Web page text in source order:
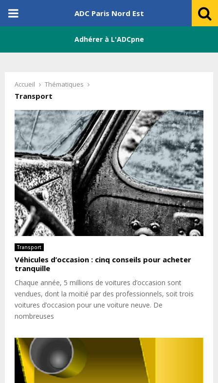
PRIMARY
ADC Paris Nord Est
Adhérer à L'ADCpne
Accueil Thématiques
Transport
Transport
Véhicules d’occasion : cinq conseils pour acheter
tranquille
Chaque année, 5 millions de voitures d’occasion sont
vendues, dont la moitié par des professionnels, soit trois
voitures d’occasion pour une voiture neuve. De
nombreuses